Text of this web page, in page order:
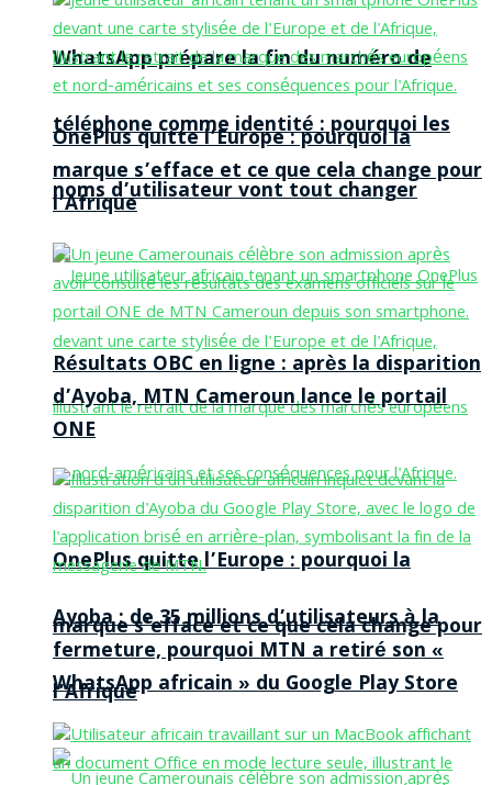
WhatsApp prépare la fin du numéro de
téléphone comme identité : pourquoi les
noms d’utilisateur vont tout changer
OnePlus quitte l’Europe : pourquoi la
marque s’efface et ce que cela change pour
l’Afrique
OnePlus quitte l’Europe : pourquoi la
marque s’efface et ce que cela change pour
l’Afrique
Résultats OBC en ligne : après la disparition
d’Ayoba, MTN Cameroun lance le portail
ONE
Ayoba : de 35 millions d’utilisateurs à la
fermeture, pourquoi MTN a retiré son «
WhatsApp africain » du Google Play Store